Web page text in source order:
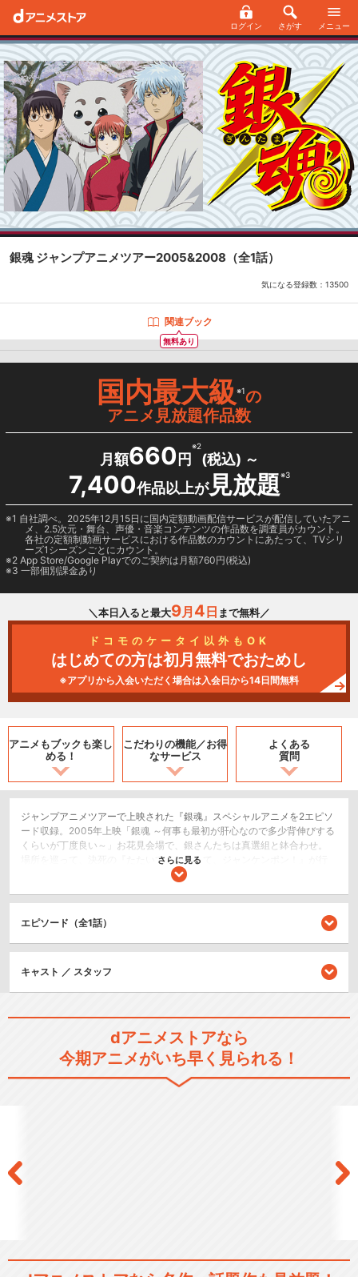
ログイン さがす メニュー
銀魂 ジャンプアニメツアー2005&2008 （全1話）
気になる登録数： 13500
無料あり
関連ブック
国内最大級※1の
アニメ見放題作品数
月額660 円
※2
(税込) ～
7,400作品以上が見放題※3
1 自社調べ。2025年12月15日に国内定額動画配信サービスが配信していたアニ
メ、2.5次元・舞台、声優・音楽コンテンツの作品数を調査員がカウント。
各社の定額制動画サービスにおける作品数のカウントにあたって、TVシリ
ーズ1シーズンごとにカウント。
2 App Store/Google Playでのご契約は月額760円(税込)
3 一部個別課金あり
＼本日入ると最大9月 4 日 まで無料／
ドコモのケータイ以外もOK
はじめての方は初月無料でおためし
※アプリから入会いただく場合は入会日から14日間無料
アニメもブックも楽し
める！
こだわりの機能／お得
なサービス
よくある
質問
ジャンプアニメツアーで上映された『銀魂』スペシャルアニメを2エピソ
ード収録。2005年上映「銀魂 ～何事も最初が肝心なので多少背伸びする
くらいが丁度良い～」お花見会場で、銀さんたちは真選組と鉢合わせ。
場所を巡って、決死の『たたいて、かぶって、ジャンケンポン！』が行
われて…。2008年上映「劇場版銀魂 ～白夜叉降誕～ 予告篇」時は攘夷戦
んと）」。その高圧的な態度に一部の侍たちは刀を手に、天人たちを追
い払おうと一斉蜂起して…。
銀魂 (1年目)
銀魂 (3年目)
さらに見る
エピソード（全1話）
キャスト ／ スタッフ
dアニメストアなら
今期アニメがいち早く見られる！